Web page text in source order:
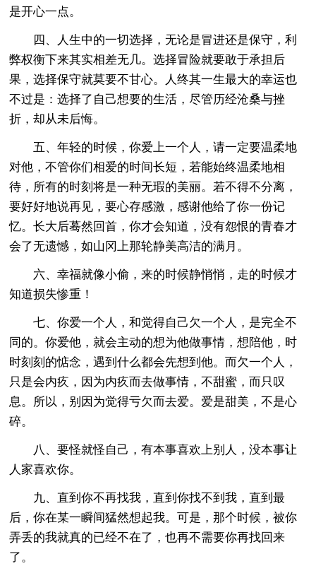
是开心一点。
四、人生中的一切选择，无论是冒进还是保守，利
弊权衡下来其实相差无几。选择冒险就要敢于承担后
果，选择保守就莫要不甘心。人终其一生最大的幸运也
不过是：选择了自己想要的生活，尽管历经沧桑与挫
折，却从未后悔。
五、年轻的时候，你爱上一个人，请一定要温柔地
对他，不管你们相爱的时间长短，若能始终温柔地相
待，所有的时刻将是一种无瑕的美丽。若不得不分离，
要好好地说再见，要心存感激，感谢他给了你一份记
忆。长大后蓦然回首，你才会知道，没有怨恨的青春才
会了无遗憾，如山冈上那轮静美高洁的满月。
六、幸福就像小偷，来的时候静悄悄，走的时候才
知道损失惨重！
七、你爱一个人，和觉得自己欠一个人，是完全不
同的。你爱他，就会主动的想为他做事情，想陪他，时
时刻刻的惦念，遇到什么都会先想到他。而欠一个人，
只是会内疚，因为内疚而去做事情，不甜蜜，而只叹
息。所以，别因为觉得亏欠而去爱。爱是甜美，不是心
碎。
八、要怪就怪自己，有本事喜欢上别人，没本事让
人家喜欢你。
九、直到你不再找我，直到你找不到我，直到最
后，你在某一瞬间猛然想起我。可是，那个时候，被你
弄丢的我就真的已经不在了，也再不需要你再找回来
了。